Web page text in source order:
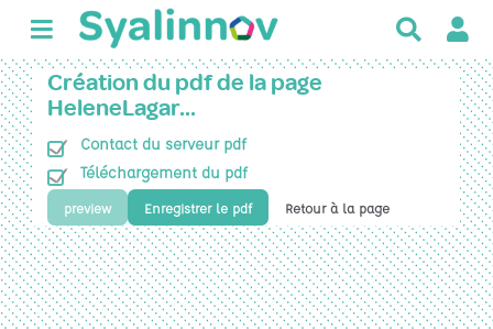
c
e
r
Création du pdf de la page
HeleneLagar…
Contact du serveur pdf
Téléchargement du pdf
preview Enregistrer le pdf Retour à la page